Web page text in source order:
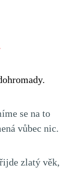
se na to
vůbec nic.
zlatý věk,